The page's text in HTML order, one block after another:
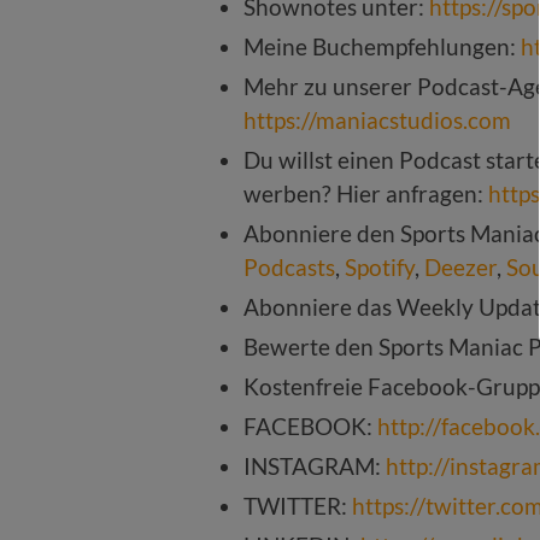
Shownotes unter: https://
Meine Buchempfehlungen:
Mehr zu unserer Podcast-
https://maniacstudios.com
Du willst einen Podcast
werben? Hier anfragen:
Abonniere den Sports
Podcasts, Spotify, Deezer,
Abonniere das Weekly
Bewerte den Sports Maniac
Kostenfreie Facebook-
FACEBOOK: http://
INSTAGRAM: http://
TWITTER: https://